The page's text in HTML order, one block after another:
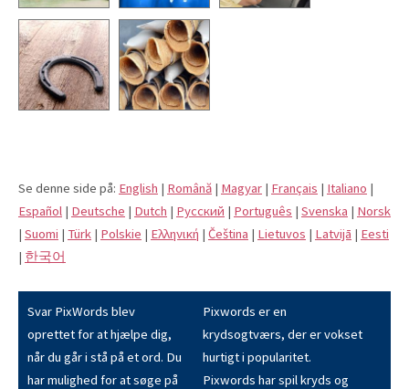
Se denne side på: English | Română | Magyar | Français | Italiano |
Español | Deutsche | Dutch | Pусский | Português | Svenska | Norsk
| Suomi | Türk | Polskie | Eλληνική | Čeština | Lietuvos | Latvijā | Eesti
| 한국어
Svar PixWords blev
oprettet for at hjælpe dig,
når du går i stå på et ord. Du
har mulighed for at søge på
Pixwords er en
krydsogtværs, der er vokset
hurtigt i popularitet.
Pixwords har spil kryds og